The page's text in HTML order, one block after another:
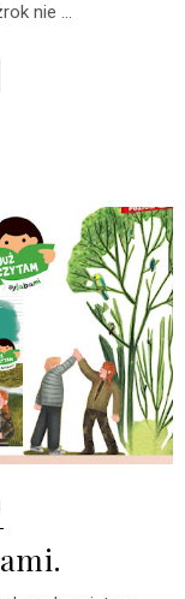
nie ...